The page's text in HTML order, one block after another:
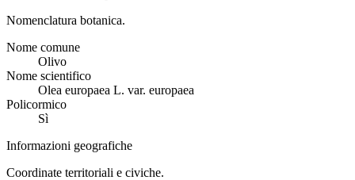
Nomenclatura botanica.
Nome comune
Olivo
Nome scientifico
Olea europaea L. var. europaea
Policormico
Sì
Informazioni geografiche
Coordinate territoriali e civiche.